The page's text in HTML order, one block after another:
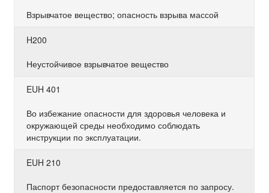
Взрывчатое вещество; опасность взрыва массой
H200
Неустойчивое взрывчатое вещество
EUH 401
Во избежание опасности для здоровья человека и
окружающей среды необходимо соблюдать
инструкции по эксплуатации.
EUH 210
Паспорт безопасности предоставляется по запросу.